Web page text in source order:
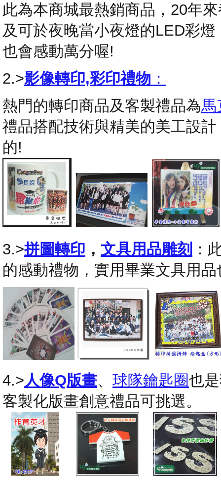
此為本商城最熱銷商品，20年
及可於夜晚當小夜燈的LED彩
也會感動萬分喔!
2.>影像轉印,彩印禮物 ：
熱門的轉印商品及客製禮品為馬
禮品搭配技術與精美的美工設
的!
3.>拼圖轉印 ， 文具用品雕刻 ：
的感動禮物，實用畢業文具用
4.>人像Q版畫、 球隊鑰匙圈也
客製化版畫創意禮品可挑選。